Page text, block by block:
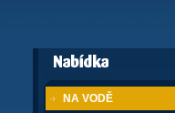
CK Klíč
dále nabízí
NA VODĚ